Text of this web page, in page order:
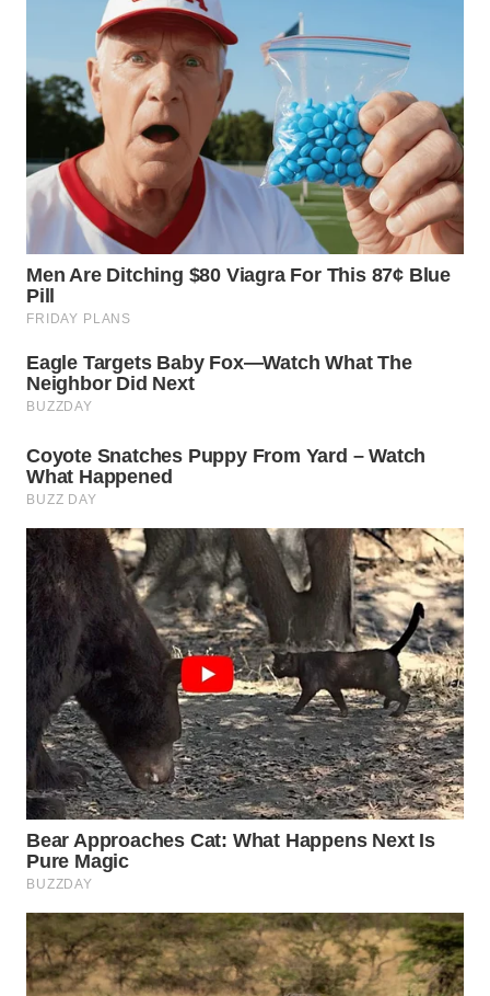
INDRAMAYU
WN
KUNINGAN
WN
MAJALENGKA
SUBANG
WN
SUKABUMI
WN
PURWAKARTA
WN
PRIANGAN
TIMUR
WN
SEMARANG
WN
SOLO
WN
BOROBUDUR
WN
WN
SURABAYA